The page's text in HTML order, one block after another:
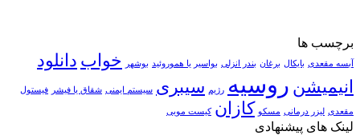
برچسب ها
آبسه مقعدی بایکال برغان بندر انزلی بواسیر یا هموروئید بوشهر خواب دانلود
انیمیشن روسیه رژیم سیبری سیستم ایمنی شقاق یا فیشر فیستول
مقعدی لیزر درمانی مسکو کازان کیست مویی
لینک های پیشنهادی